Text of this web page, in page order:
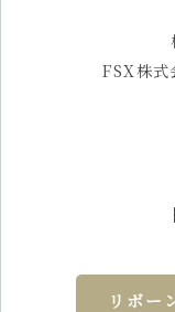
FSX株式
リボー